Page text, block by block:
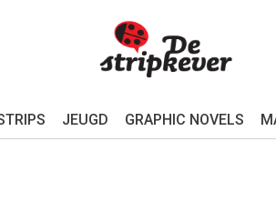
JEUGD GRAPHIC NOVELS